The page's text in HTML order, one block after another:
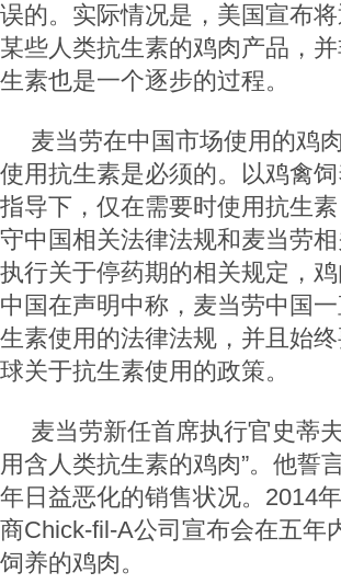
误的。实际情况是，美国宣布
某些人类抗生素的鸡肉产品，
生素也是一个逐步的过程。
麦当劳在中国市场使用的鸡
使用抗生素是必须的。以鸡禽
指导下，仅在需要时使用抗生
守中国相关法律法规和麦当劳
执行关于停药期的相关规定，
中国在声明中称，麦当劳中国
生素使用的法律法规，并且始
球关于抗生素使用的政策。
麦当劳新任首席执行官史蒂
用含人类抗生素的鸡肉”。他誓
年日益恶化的销售状况。2014
商Chick-fil-A公司宣布会在五年
饲养的鸡肉。